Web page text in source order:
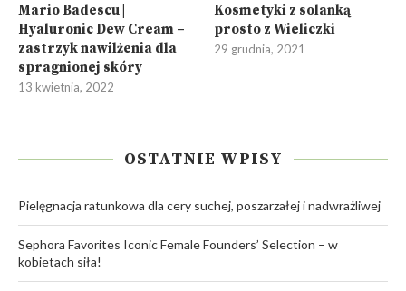
Mario Badescu |
Hyaluronic Dew Cream –
zastrzyk nawilżenia dla
spragnionej skóry
13 kwietnia, 2022
Kosmetyki z solanką
prosto z Wieliczki
29 grudnia, 2021
OSTATNIE WPISY
Pielęgnacja ratunkowa dla cery suchej, poszarzałej i nadwrażliwej
Sephora Favorites Iconic Female Founders’ Selection – w
kobietach siła!